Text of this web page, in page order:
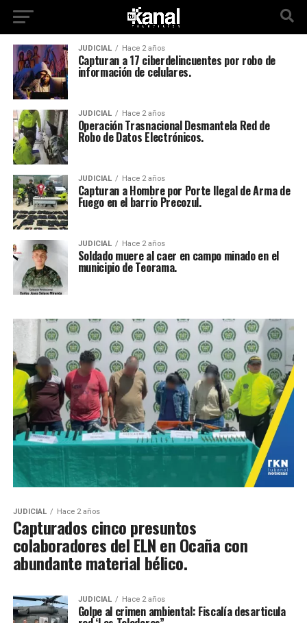
JUDICIAL Hace 2 años
Capturan a 17 ciberdelincuentes por robo de
información de celulares.
JUDICIAL Hace 2 años
Operación Trasnacional Desmantela Red de
Robo de Datos Electrónicos.
JUDICIAL Hace 2 años
Capturan a Hombre por Porte Ilegal de Arma de
Fuego en el barrio Precozul.
JUDICIAL Hace 2 años
Soldado muere al caer en campo minado en el
municipio de Teorama.
JUDICIAL Hace 2 años
Capturados cinco presuntos
colaboradores del ELN en Ocaña con
abundante material bélico.
JUDICIAL Hace 2 años
Golpe al crimen ambiental: Fiscalía desarticula